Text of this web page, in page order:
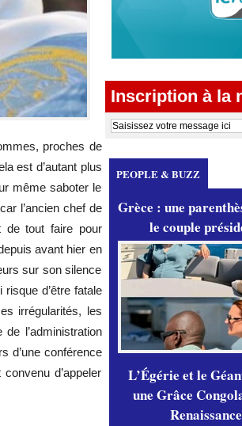
proches de
est d’autant plus
même saboter le
l’ancien chef de
de tout faire pour
avant hier en
sur son silence
d’être fatale
irrégularités, les
l’administration
d’une conférence
d’appeler
Inscription à la
PEOPLE & BUZZ
Grèce : une
le couple
L’Égérie et le
une Grâce